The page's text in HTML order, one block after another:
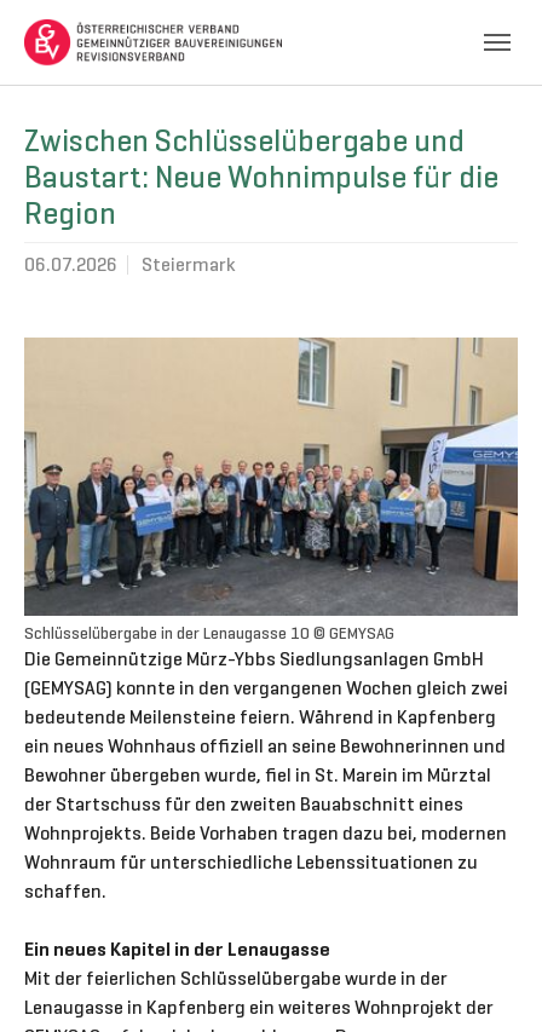
Zwischen Schlüsselübergabe und
Baustart: Neue Wohnimpulse für die
Region
06.07.2026 Steiermark
Schlüsselübergabe in der Lenaugasse 10 © GEMYSAG
Die Gemeinnützige Mürz-Ybbs Siedlungsanlagen GmbH
(GEMYSAG) konnte in den vergangenen Wochen gleich zwei
bedeutende Meilensteine feiern. Während in Kapfenberg
ein neues Wohnhaus offiziell an seine Bewohnerinnen und
Bewohner übergeben wurde, fiel in St. Marein im Mürztal
der Startschuss für den zweiten Bauabschnitt eines
Wohnprojekts. Beide Vorhaben tragen dazu bei, modernen
Wohnraum für unterschiedliche Lebenssituationen zu
schaffen.
Ein neues Kapitel in der Lenaugasse
Mit der feierlichen Schlüsselübergabe wurde in der
Lenaugasse in Kapfenberg ein weiteres Wohnprojekt der